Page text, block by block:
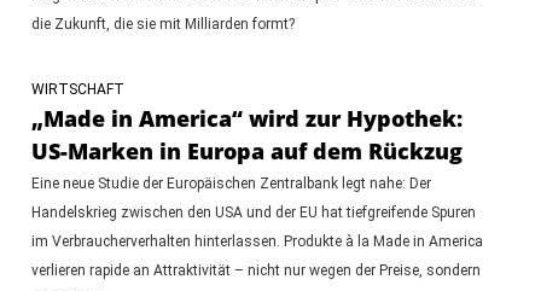
die Zukunft, die sie mit Milliarden formt?
WIRTSCHAFT
„Made in America“ wird zur Hypothek:
US-Marken in Europa auf dem Rückzug
Eine neue Studie der Europäischen Zentralbank legt nahe: Der
Handelskrieg zwischen den USA und der EU hat tiefgreifende Spuren
im Verbraucherverhalten hinterlassen. Produkte à la Made in America
verlieren rapide an Attraktivität – nicht nur wegen der Preise, sondern